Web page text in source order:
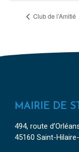
Club de l’Amitié
MAIRIE DE
494, route
45160 Saint-